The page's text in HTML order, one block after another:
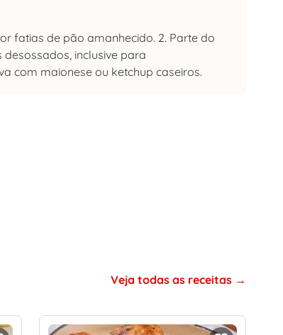
fatias de pão amanhecido. 2. Parte do
inclusive para
com maionese ou ketchup caseiros.
Veja todas as receitas